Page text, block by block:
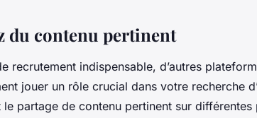
du contenu pertinent
recrutement indispensable, d’autres
jouer un rôle crucial dans votre recherche
partage de contenu pertinent sur